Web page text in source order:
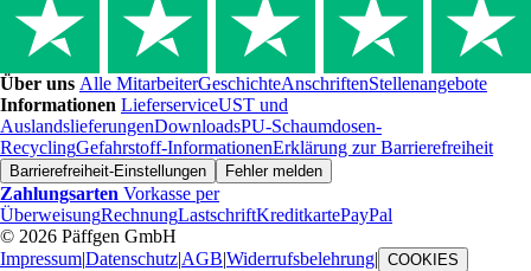
Über uns Alle MitarbeiterGeschichteAnschriftenStellenangebote
Informationen LieferserviceUST und
AuslandslieferungenDownloadsPU-Schaumdosen-
RecyclingGefahrstoff-InformationenErklärung zur Barrierefreiheit
Barrierefreiheit-Einstellungen Fehler melden
Zahlungsarten Vorkasse per
ÜberweisungRechnungLastschriftKreditkartePayPal
© 2026 Päffgen GmbH
Impressum|Datenschutz|AGB|Widerrufsbelehrung| COOKIES